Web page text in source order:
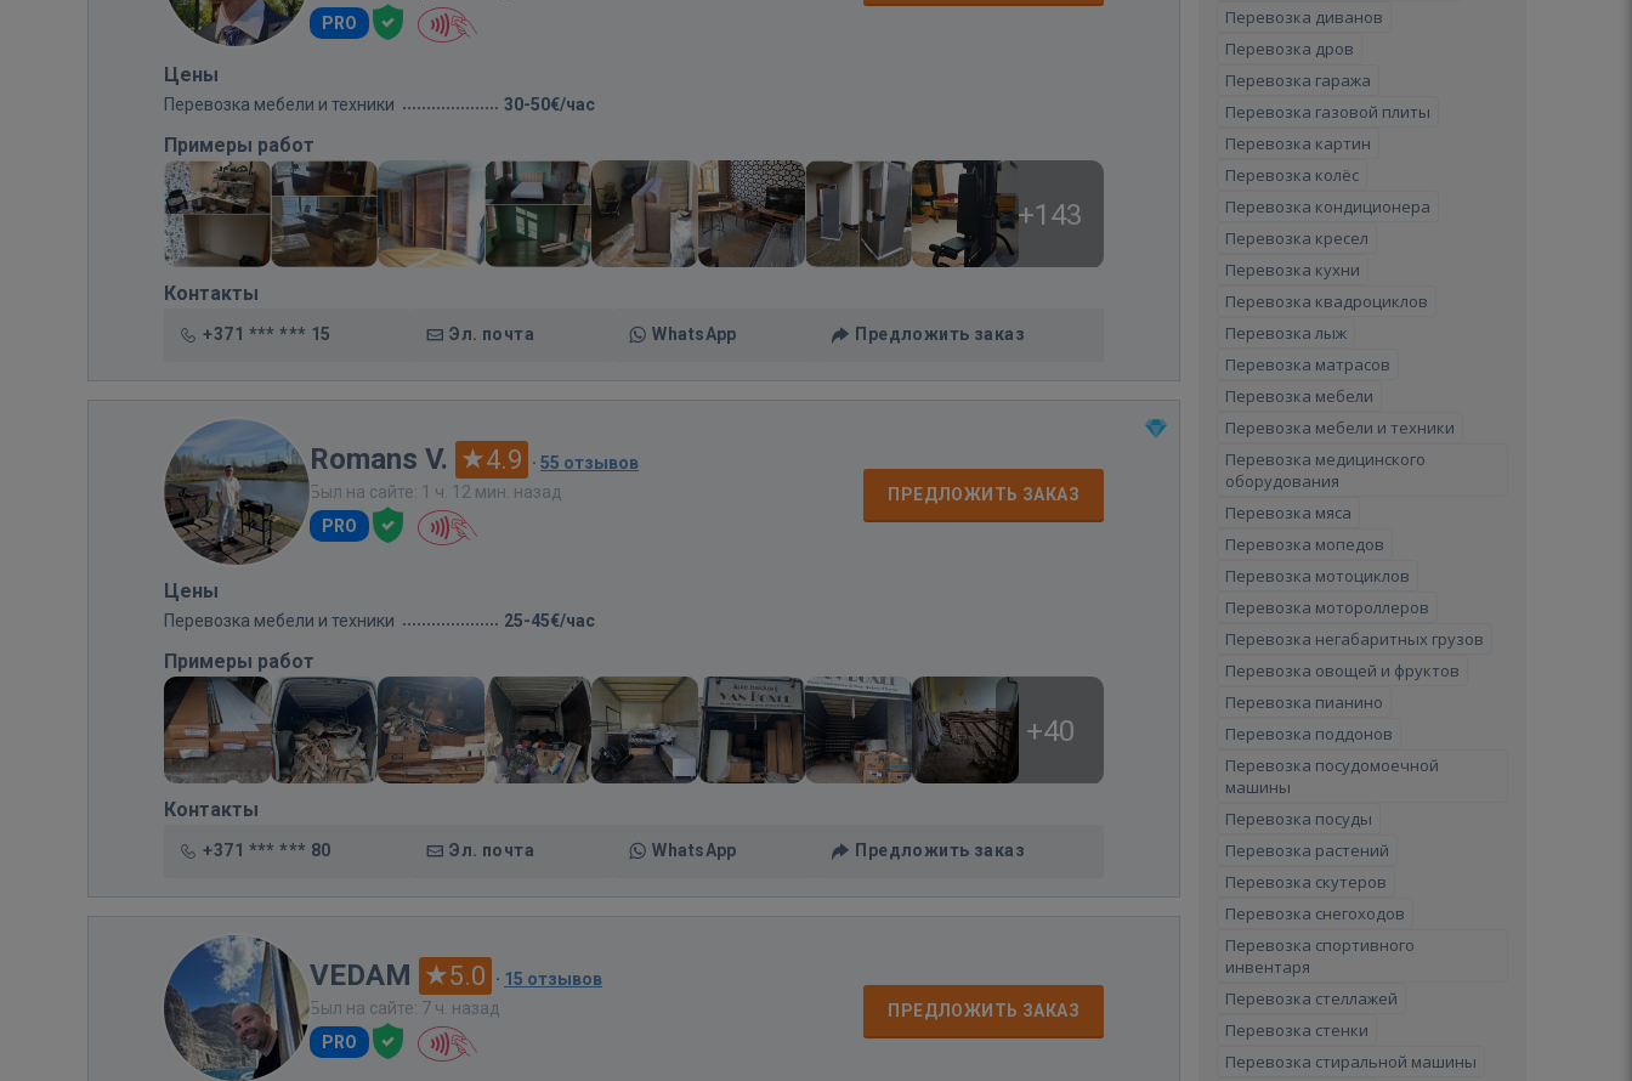
PRO
Цены
Перевозка мебели и техники 30-50€/час
Примеры работ
+143
Контакты
+371 *** *** 15 Эл. почта WhatsApp Предложить заказ
Romans V. 4.9 · 55 отзывов
Был на сайте: 1 ч. 12 мин. назад
PRO
ПРЕДЛОЖИТЬ ЗАКАЗ
Цены
Перевозка мебели и техники 25-45€/час
Примеры работ
+40
Контакты
+371 *** *** 80 Эл. почта WhatsApp Предложить заказ
VEDAM 5.0 · 15 отзывов
Был на сайте: 7 ч. назад
PRO
ПРЕДЛОЖИТЬ ЗАКАЗ
Перевозка диванов
Перевозка дров
Перевозка гаража
Перевозка газовой плиты
Перевозка картин
Перевозка колёс
Перевозка кондиционера
Перевозка кресел
Перевозка кухни
Перевозка квадроциклов
Перевозка лыж
Перевозка матрасов
Перевозка мебели
Перевозка мебели и техники
Перевозка медицинского
оборудования
Перевозка мяса
Перевозка мопедов
Перевозка мотоциклов
Перевозка мотороллеров
Перевозка негабаритных грузов
Перевозка овощей и фруктов
Перевозка пианино
Перевозка поддонов
Перевозка посудомоечной
машины
Перевозка посуды
Перевозка растений
Перевозка скутеров
Перевозка снегоходов
Перевозка спортивного
инвентаря
Перевозка стеллажей
Перевозка стенки
Перевозка стиральной машины